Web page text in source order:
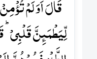
قَالَ اَوَ لَمۡ
لِّیَطۡمَئِنَّ قَلۡبِیۡ